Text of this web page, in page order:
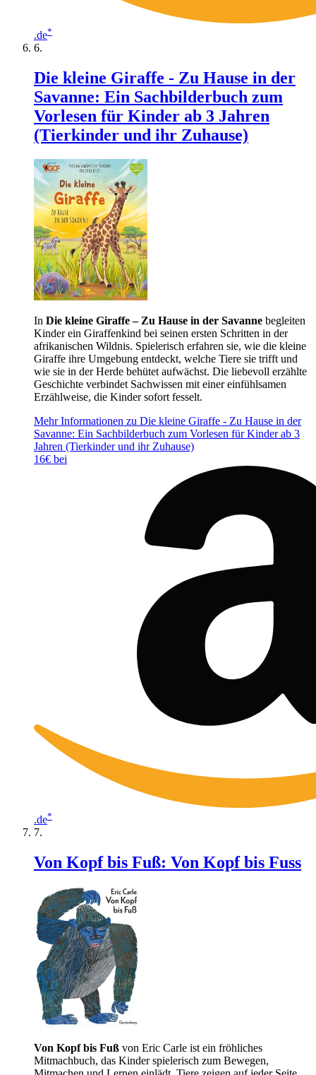
.de*
Die kleine Giraffe - Zu Hause in der
Savanne: Ein Sachbilderbuch zum
Vorlesen für Kinder ab 3 Jahren
(Tierkinder und ihr Zuhause)
In Die kleine Giraffe – Zu Hause in der Savanne begleiten
Kinder ein Giraffenkind bei seinen ersten Schritten in der
afrikanischen Wildnis. Spielerisch erfahren sie, wie die kleine
Giraffe ihre Umgebung entdeckt, welche Tiere sie trifft und
wie sie in der Herde behütet aufwächst. Die liebevoll erzählte
Geschichte verbindet Sachwissen mit einer einfühlsamen
Erzählweise, die Kinder sofort fesselt.
Mehr Informationen zu Die kleine Giraffe - Zu Hause in der
Savanne: Ein Sachbilderbuch zum Vorlesen für Kinder ab 3
Jahren (Tierkinder und ihr Zuhause)
16€ bei
.de*
Von Kopf bis Fuß: Von Kopf bis Fuss
Von Kopf bis Fuß von Eric Carle ist ein fröhliches
Mitmachbuch, das Kinder spielerisch zum Bewegen,